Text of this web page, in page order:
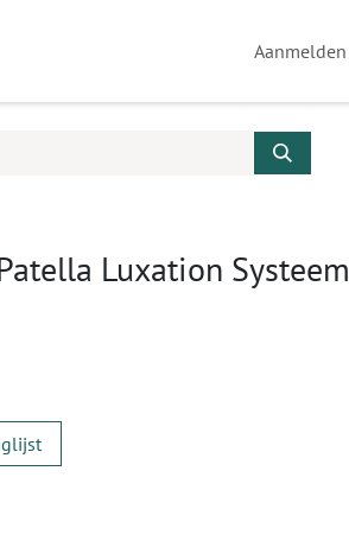
Aanmelden
Luxation Systeem